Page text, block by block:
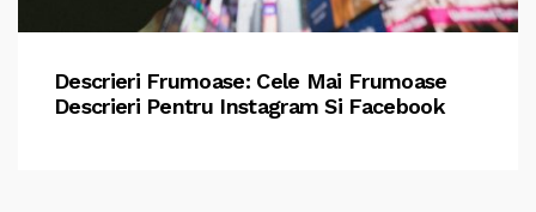
Descrieri Frumoase: Cele Mai Frumoase
Descrieri Pentru Instagram Si Facebook